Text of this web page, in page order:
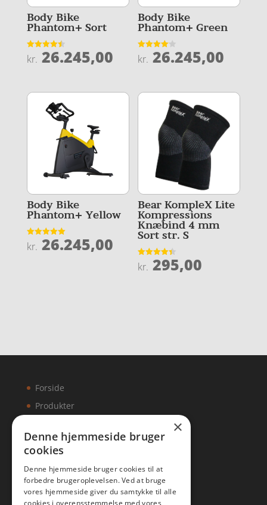
Body Bike
Phantom+ Sort
Vurderet
4.5
kr. 26.245,00
Body Bike
Phantom+ Green
Vurderet
4.1
kr. 26.245,00
Body Bike
Phantom+ Yellow
Vurderet
5
kr. 26.245,00
Bear KompleX Lite
Kompressions
Knæbind 4 mm
Sort str. S
Vurderet
4.4
kr. 295,00
Forside
Produkter
Artikler
×
Denne hjemmeside bruger
cookies
Denne hjemmeside bruger cookies til at
forbedre brugeroplevelsen. Ved at bruge
vores hjemmeside giver du samtykke til alle
cookies i overensstemmelse med vores